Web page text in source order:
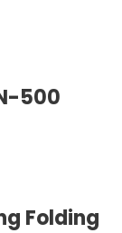
500
Folding